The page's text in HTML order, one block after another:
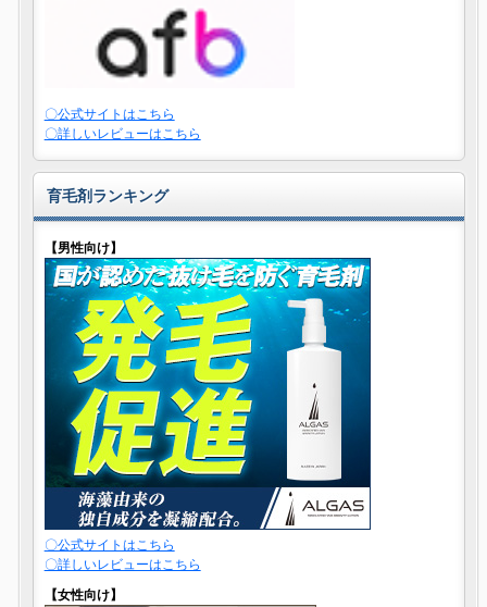
〇公式サイトはこちら
〇詳しいレビューはこちら
育毛剤ランキング
【男性向け】
〇公式サイトはこちら
〇詳しいレビューはこちら
【女性向け】